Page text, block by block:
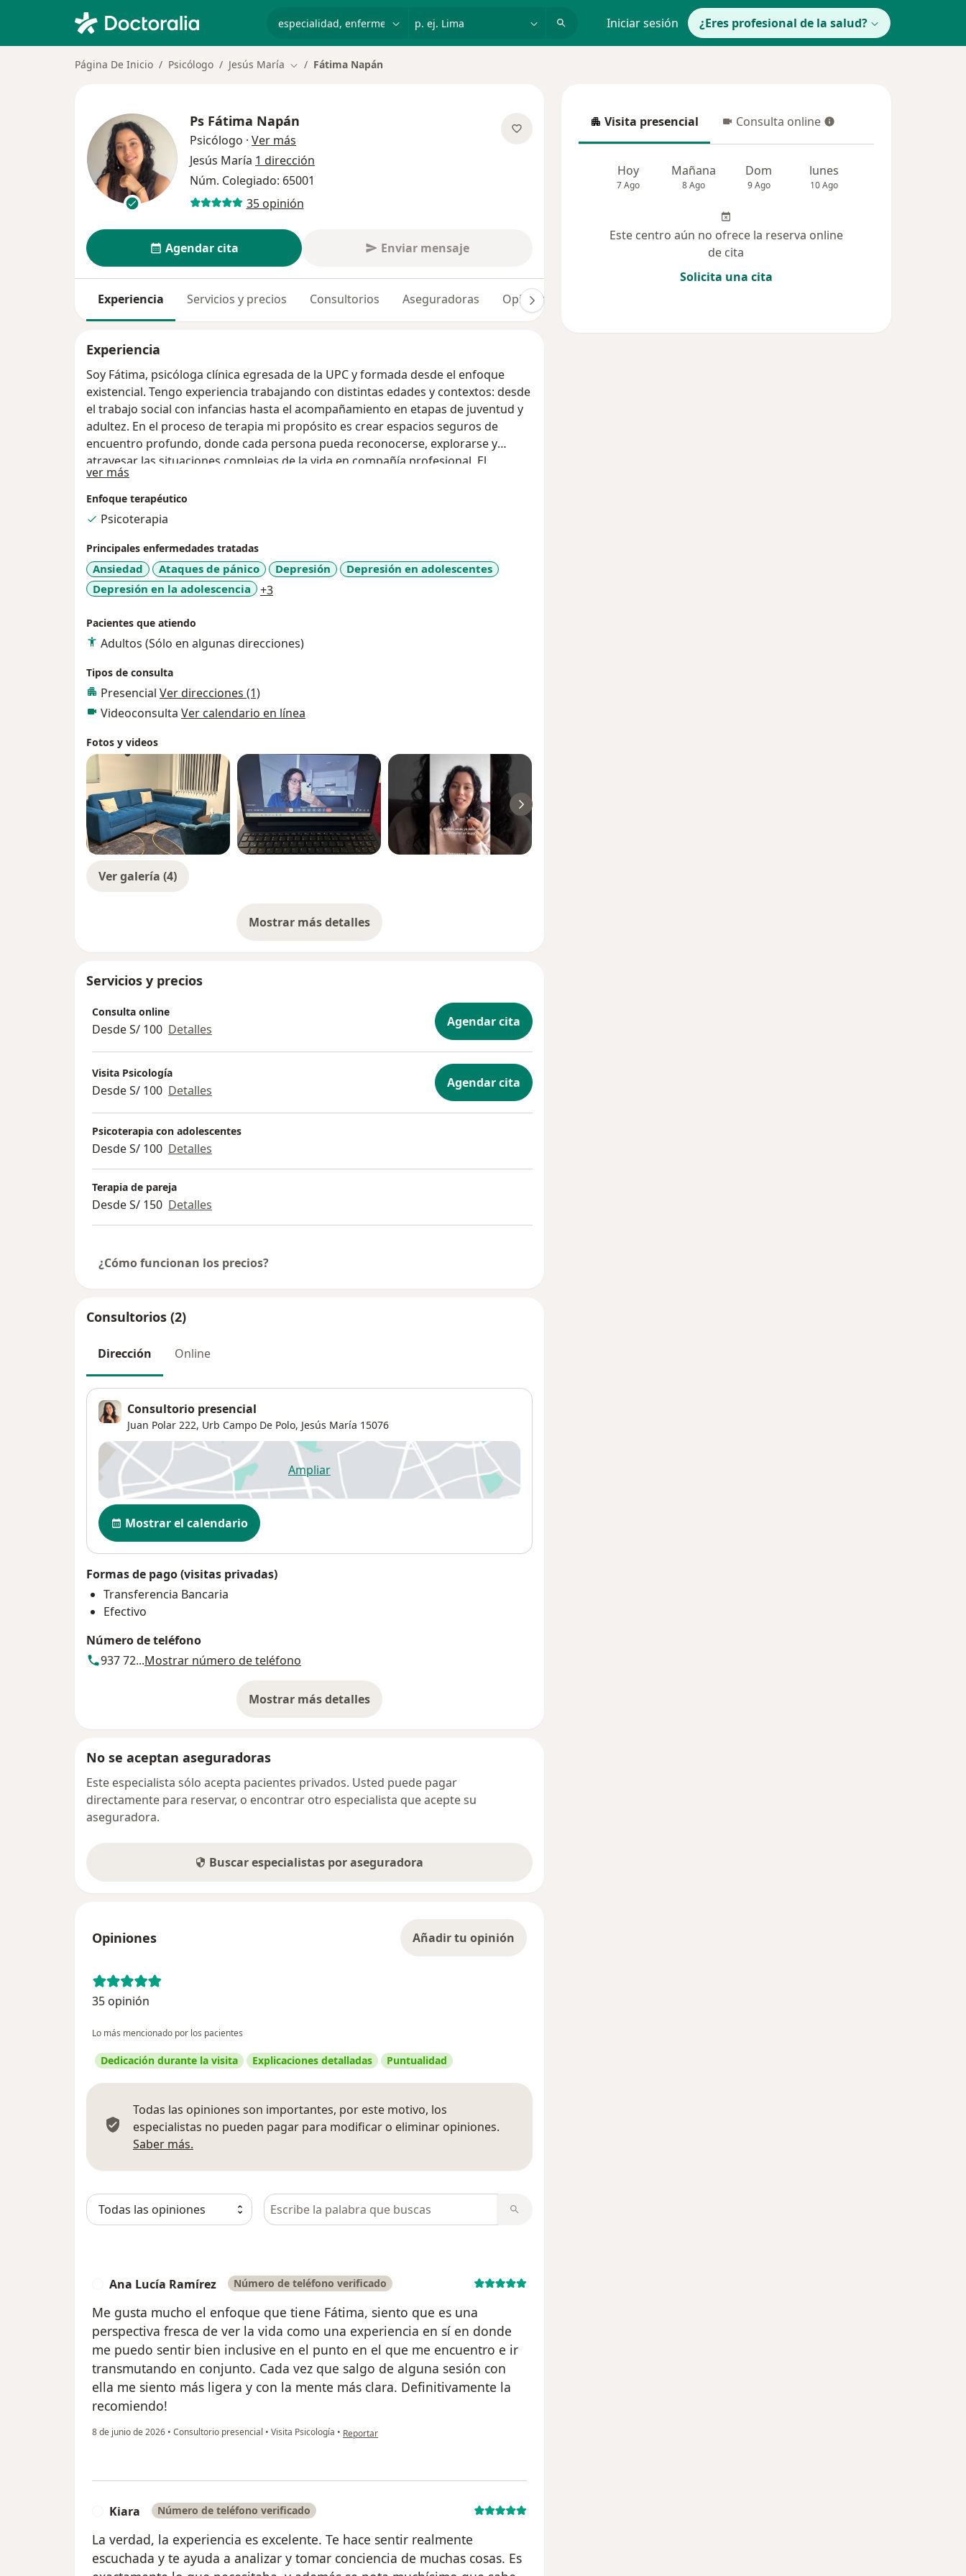
Iniciar sesión ¿Eres profesional de la salud?
Página De Inicio Psicólogo Jesús María Cambiar de ciudad
Fátima Napán
Ps Fátima Napán
Psicólogo · Ver más
Jesús María 1 dirección
Núm. Colegiado: 65001
35 opinión
Agendar cita Enviar mensaje
Experiencia Servicios y precios Consultorios Aseguradoras Opiniones (35)
Experiencia
Soy Fátima, psicóloga clínica egresada de la UPC y formada desde el enfoque
existencial. Tengo experiencia trabajando con distintas edades y contextos: desde
el trabajo social con infancias hasta el acompañamiento en etapas de juventud y
adultez. En el proceso de terapia mi propósito es crear espacios seguros de
encuentro profundo, donde cada persona pueda reconocerse, explorarse y
atravesar las situaciones complejas de la vida en compañía profesional. El
enfoque existencial permite comprender a la persona de manera integral
atendiendo no solo los sintomas sino también su historia, sus relaciones y su
manera única de darle sentido a la vida, encontrando recursos para el
crecimiento personal y bienestar.
ver más
Enfoque terapéutico
Psicoterapia
Principales enfermedades tratadas
Ansiedad Ataques de pánico Depresión
Depresión en adolescentes
Depresión en la adolescencia
+3a11y_sr_more_diseases
Pacientes que atiendo
Adultos (Sólo en algunas direcciones)
Tipos de consulta
Presencial Ver direcciones (1)
Videoconsulta Ver calendario en línea
Fotos y videos
Ver galería (4)
Mostrar más detalles
sobre la experiencia
Servicios y precios
Consulta online
Desde S/ 100 Detalles Agendar cita
Visita Psicología
Desde S/ 100 Detalles Agendar cita
Psicoterapia con adolescentes
Desde S/ 100 Detalles
Terapia de pareja
Desde S/ 150 Detalles
¿Cómo funcionan los precios?
Consultorios (2)
Dirección Online
Consultorio presencial
Juan Polar 222, Urb Campo De Polo, Jesús María 15076
Ampliarse abre en una nueva pestaña
Disponibilidad
Mostrar el calendario
Formas de pago (visitas privadas)
Transferencia Bancaria
Efectivo
Número de teléfono
937 72...Mostrar número de teléfono
Mostrar más detalles
sobre la dirección
No se aceptan aseguradoras
Este especialista sólo acepta pacientes privados. Usted puede pagar
directamente para reservar, o encontrar otro especialista que acepte su
aseguradora.
Buscar especialistas por aseguradora
Opiniones Añadir tu opinión
35 opinión
Lo más mencionado por los pacientes
Dedicación durante la visita Explicaciones detalladas Puntualidad
Todas las opiniones son importantes, por este motivo, los
especialistas no pueden pagar para modificar o eliminar opiniones.
Saber más.
Busca en opiniones
Ana Lucía Ramírez Número de teléfono verificado
Me gusta mucho el enfoque que tiene Fátima, siento que es una
perspectiva fresca de ver la vida como una experiencia en sí en donde
me puedo sentir bien inclusive en el punto en el que me encuentro e ir
transmutando en conjunto. Cada vez que salgo de alguna sesión con
ella me siento más ligera y con la mente más clara. Definitivamente la
recomiendo!
8 de junio de 2026 • Consultorio presencial • Visita Psicología • en opinión del usuario Ana Lucía Ramírez
Reportar
Kiara Número de teléfono verificado
La verdad, la experiencia es excelente. Te hace sentir realmente
escuchada y te ayuda a analizar y tomar conciencia de muchas cosas. Es
Visita presencial
Visita presencial Consulta online
Consulta online
Hoy
7 Ago
Mañana
8 Ago
Dom
9 Ago
lunes
10 Ago
Este centro aún no ofrece la reserva online
de cita
Solicita una cita